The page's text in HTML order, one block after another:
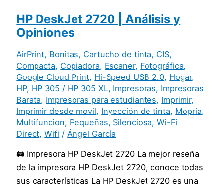
HP DeskJet 2720 | Análisis y
Opiniones
AirPrint, Bonitas, Cartucho de tinta, CIS,
Compacta, Copiadora, Escaner, Fotográfica,
Google Cloud Print, Hi-Speed USB 2.0, Hogar,
HP, HP 305 / HP 305 XL, Impresoras, Impresoras
Barata, Impresoras para estudiantes, Imprimir,
Imprimir desde movil, Inyección de tinta, Mopria,
Multifuncion, Pequeñas, Silenciosa,Wi-Fi
Direct,Wifi / Ángel García
🖨️ Impresora HP DeskJet 2720 La mejor reseña
de la impresora HP DeskJet 2720, conoce todas
sus características La HP DeskJet 2720 es una